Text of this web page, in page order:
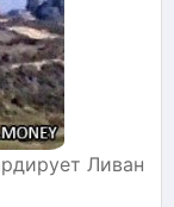
Ливан